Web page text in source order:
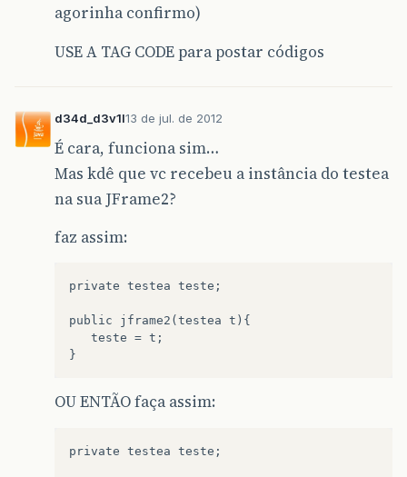
agorinha confirmo)
USE A TAG CODE para postar códigos
d34d_d3v1l13 de jul. de 2012
É cara, funciona sim…
Mas kdê que vc recebeu a instância do testea
na sua JFrame2?
faz assim:
private testea teste;
public jframe2(testea t){
   teste = t;
OU ENTÃO faça assim:
private testea teste;